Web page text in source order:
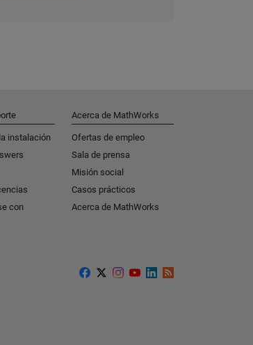
instalación
con
Acerca de MathWorks
Ofertas de empleo
Sala de prensa
Misión social
Casos prácticos
Acerca de MathWorks